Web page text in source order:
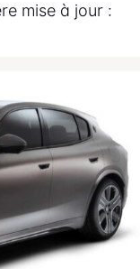
mise à jour :